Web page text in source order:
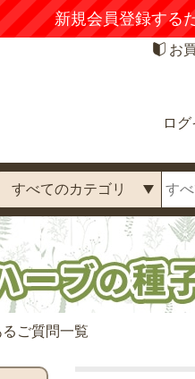
新規会員登録する
お
ロ
るご質問一覧